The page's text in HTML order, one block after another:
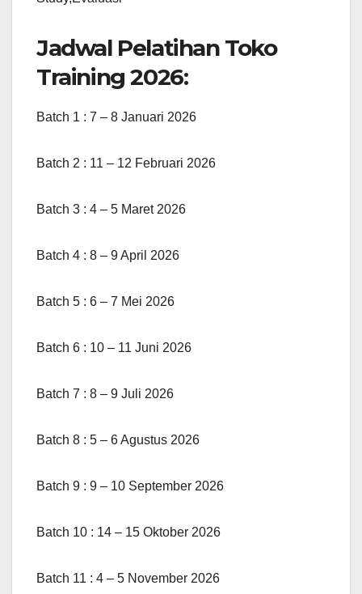
Jadwal Pelatihan Toko
Training 2026:
Batch 1 : 7 – 8 Januari 2026
Batch 2 : 11 – 12 Februari 2026
Batch 3 : 4 – 5 Maret 2026
Batch 4 : 8 – 9 April 2026
Batch 5 : 6 – 7 Mei 2026
Batch 6 : 10 – 11 Juni 2026
Batch 7 : 8 – 9 Juli 2026
Batch 8 : 5 – 6 Agustus 2026
Batch 9 : 9 – 10 September 2026
Batch 10 : 14 – 15 Oktober 2026
Batch 11 : 4 – 5 November 2026